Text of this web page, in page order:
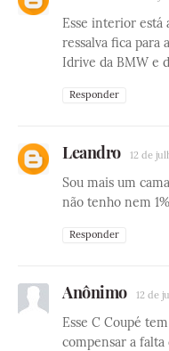
Esse interior está
ressalva fica
Idrive da BMW e
Responder
Leandro 12 de
Sou mais um
não tenho nem
Responder
Anônimo 12 de
Esse C Coupé
compensar a